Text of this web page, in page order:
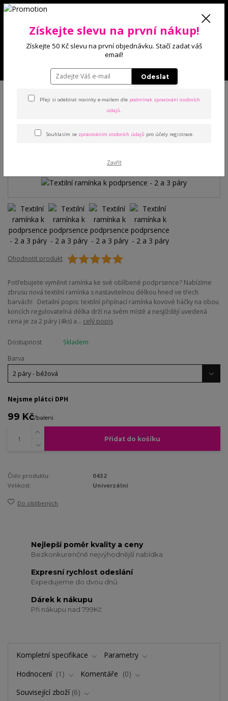
0 Kč
podprsence - 2 a 3 páry
Ohodnotit produkt
Potřebujete vyměnit ramínka ke své oblíbené podprsence? Nabízíme
zbrusu nová textilní ramínka s nastavitelnou délkou hned ve třech
barvách! Detailní popis: textilní připínací ramínka kovové háčky na obou
koncích regulovatelná délka drží na svém místě a nesjíždějí uvedená
cena je za 2 páry (4ks) a... celý popis
Dostupnost
Skladem
Barva
Nejsme plátci DPH
99 Kč/balení
Přidat do košíku
Číslo produktu:
0432
Velikost:
Univerzální
Do oblíbených
Nejlepší poměr kvality a ceny
Bezkonkurenčně nejvýhodnější nabídka
Expresní rychlost odeslání
Expedujeme do dvou dnů
Dárek k nákupu
Při nákupu nad 799Kč
Kompletní specifikace
Parametry
Hodnocení
1 Komentáře
0
Související zboží 6
Získejte slevu na první nákup!
Získejte 50 Kč slevu na první objednávku. Stačí zadat váš
email!
Odeslat
Přeji si odebírat novinky e-mailem dle podmínek zpracování osobních
údajů.
Souhlasím se zpracováním osobních údajů pro účely registrace.
Zavřít